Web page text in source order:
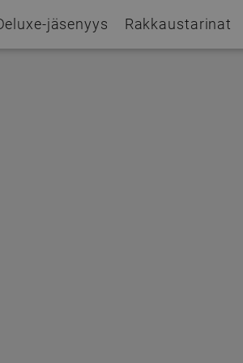
jäsenyys Rakkaustarinat